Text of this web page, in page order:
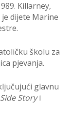
Killarney,
je dijete Marine
školu za
pjevanja.
glavnu
Storyi